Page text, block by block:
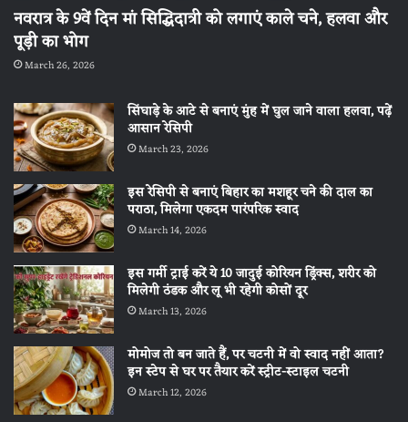
नवरात्र के 9वें दिन मां सिद्धिदात्री को लगाएं काले चने, हलवा और
पूड़ी का भोग
March 26, 2026
सिंघाड़े के आटे से बनाएं मुंह में घुल जाने वाला हलवा, पढ़ें
आसान रेसिपी
March 23, 2026
इस रेसिपी से बनाएं बिहार का मशहूर चने की दाल का
पराठा, मिलेगा एकदम पारंपरिक स्वाद
March 14, 2026
इस गर्मी ट्राई करें ये 10 जादुई कोरियन ड्रिंक्स, शरीर को
मिलेगी ठंडक और लू भी रहेगी कोसों दूर
March 13, 2026
मोमोज तो बन जाते हैं, पर चटनी में वो स्वाद नहीं आता?
इन स्टेप से घर पर तैयार करें स्ट्रीट-स्टाइल चटनी
March 12, 2026